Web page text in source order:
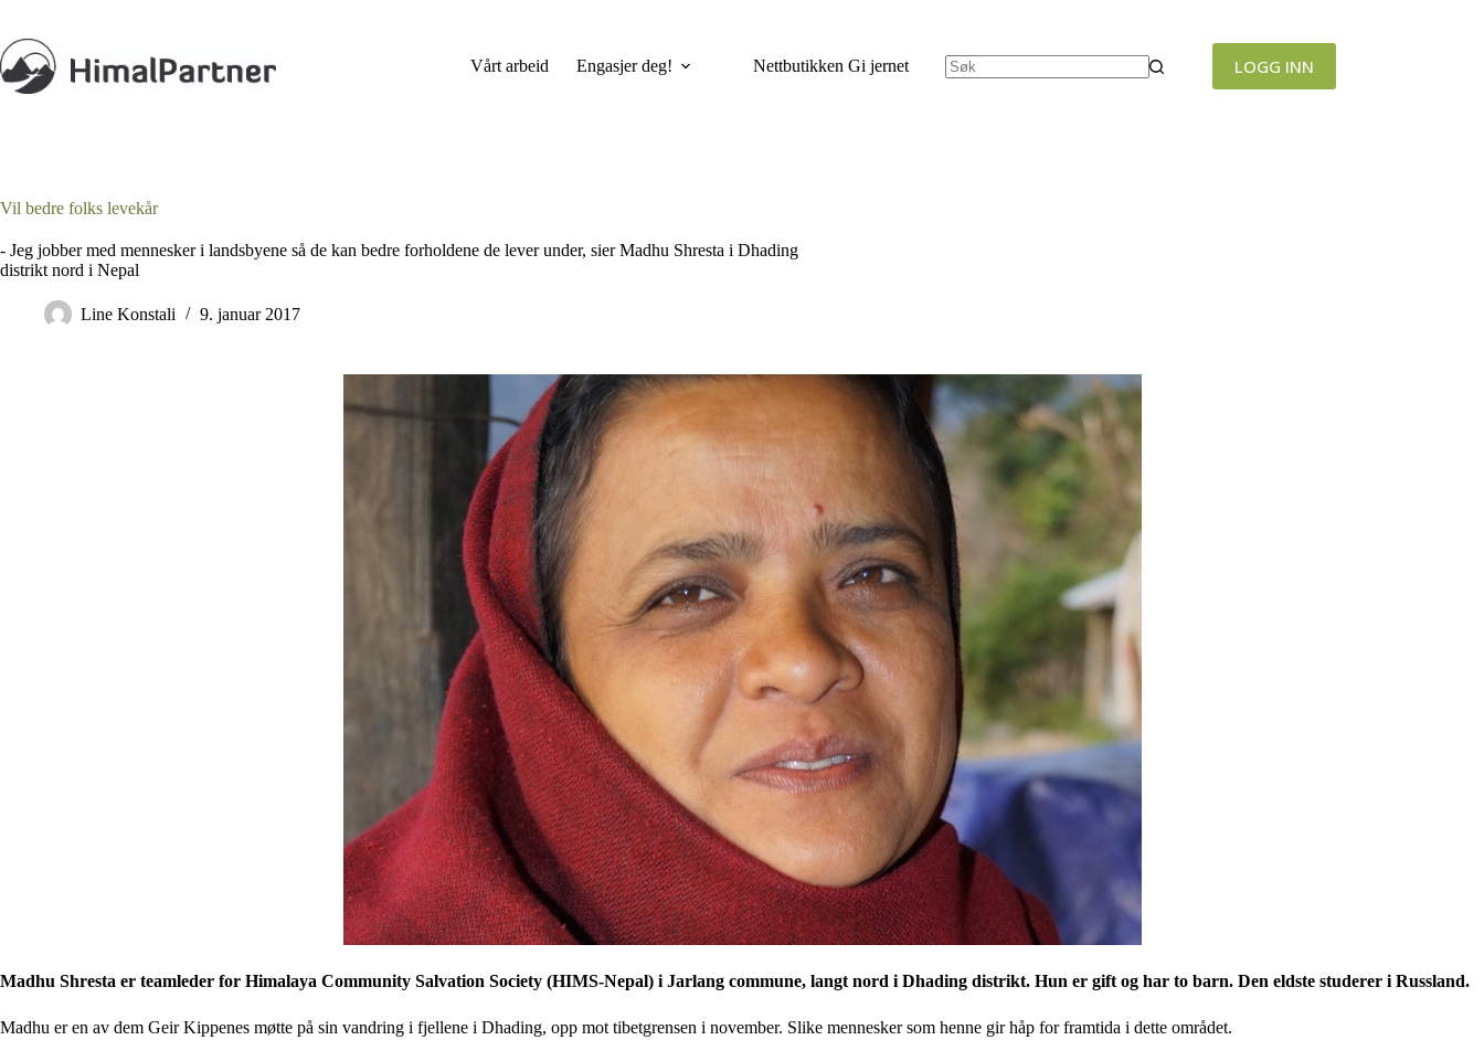
innholdet
Vårt arbeid
Engasjer deg! Nettbutikken Gi jernet LOGG INN
Vil bedre folks levekår
- Jeg jobber med mennesker i landsbyene så de kan bedre forholdene de lever under, sier Madhu Shresta i Dhading
distrikt nord i Nepal
Line Konstali 9. januar 2017
Madhu Shresta er teamleder for Himalaya Community Salvation Society (HIMS-Nepal) i Jarlang commune, langt nord i Dhading distrikt. Hun er gift og har to barn. Den eldste studerer i Russland.
Madhu er en av dem Geir Kippenes møtte på sin vandring i fjellene i Dhading, opp mot tibetgrensen i november. Slike mennesker som henne gir håp for framtida i dette området.